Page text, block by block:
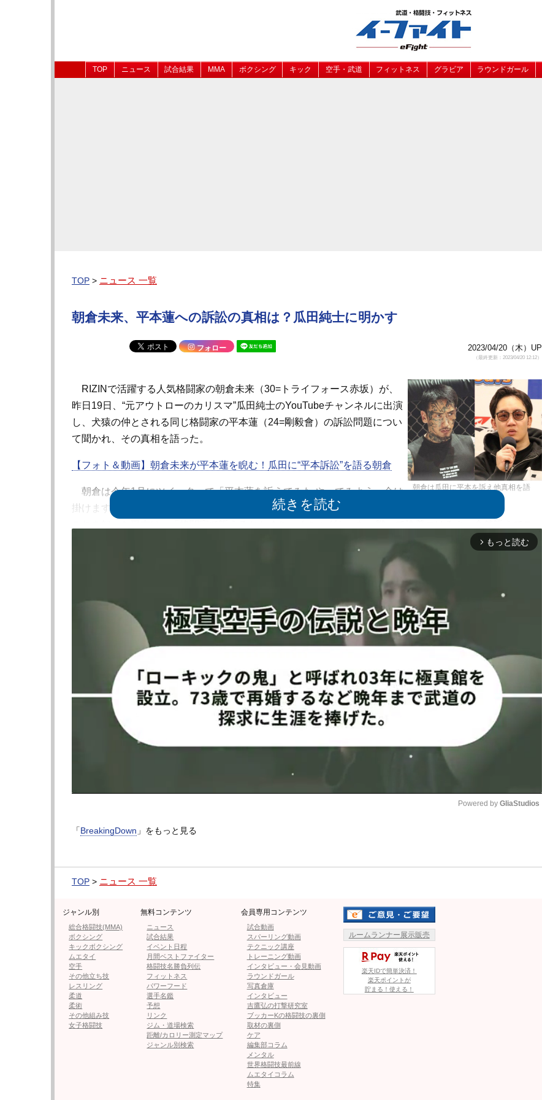
TOP ニュース 試合結果 MMA ボクシング キック 空手・武道 フィットネス グラビア ラウンドガール
TOP > ニュース 一覧
朝倉未来、平本蓮への訴訟の真相は？瓜田純士に明かす
フォロー 2023/04/20（木）UP
（最終更新：2023/04/20 12:12）
朝倉は瓜田に平本を訴え他真相を語
RIZINで活躍する人気格闘家の朝倉未来（30=トライフォース赤坂）が、
昨日19日、“元アウトローのカリスマ”瓜田純士のYouTubeチャンネルに出演
し、犬猿の仲とされる同じ格闘家の平本蓮（24=剛毅會）の訴訟問題につい
て聞かれ、その真相を語った。
【フォト＆動画】朝倉未来が平本蓮を睨む！ 瓜田に“平本訴訟”を語る朝倉
朝倉は今年1月にツイッターで「平本蓮を訴えてみた やってみよう。金は
掛けます」「本気でやるよ、もう動いてる」とツイートし、話題となった。
いよ、鼻デカ未来。裁判の様子とかYouTubeで余裕で元取れちゃうしね。グッバイ頭痛ニキ」と返し、両
者の争いはリング上ではなく、法廷で行われるのか、と大きな騒動に発展した。
そして、3月3日に行われた『RIZIN LANDMARK 5 in YOYOGI』（4月29日（土）東京・国立代々木競技
場第一体育館）の記者会見で2人は一緒になると、平本は用意していた黒人の通訳を通して「今日は皆さん
に謝罪したいと思います。試合を盛り上げるためにさんざん悪口を言ってきました。ですが言い過ぎた部
分もありました。まさか朝倉未来に訴えられるとは思っていませんでした。次の試合は心を入れ替えて頑
張りたいと思っています」とコメント。
それだけでは終わらずに平本は、「格闘家がトラッシュトークで訴えるとか、クソビッチかよ。朝倉未
来」と黒人の通訳が話したとさせて、朝倉を挑発した。
それから訴訟問題についての公式なコメントはなかったが、今回、瓜田が自身のYouTubeチャンネルで
朝倉に「一時期、平本蓮に訴える騒動みたいのがあったじゃん。あれは明らかに未来がやろうとしていた
公開裁判（『無法裁判』）かなんかの番宣（番組の宣伝）でしょう？」と聞くと、朝倉は「そうです」と
笑顔を見せて認めた。瓜田は「さすがだなと思った。実際、そんなムキになっていないと思ったよ」と2人
巻き起こる白黒つけたい事に対して、互いに口論を行うバトル企画だ。朝倉は「平本を訴えてみた」と題
本当のところは朝倉本人に確認しないと分からないが、大きな注目を集めたこと、朝倉と平本の対立が
さらに浮き彫りになったことを考えると、その宣伝効果は絶大だったといえる。今後、朝倉が訴訟につい
てどんな発言をするのか注目したい。
次ページは【フォト＆動画】朝倉未来が平本蓮を睨む！瓜田に“平本訴訟”を語る朝倉
1
≪ 前のページへ
フォロー
arrow_forward_ios もっと読む
Powered by GliaStudios
「BreakingDown 」をもっと見る
TOP > ニュース 一覧
ジャンル別
総合格闘技(MMA)
ボクシング
キックボクシング
ムエタイ
空手
その他立ち技
レスリング
柔道
柔術
その他組み技
女子格闘技
無料コンテンツ
ニュース
試合結果
イベント日程
月間ベストファイター
格闘技名勝負列伝
フィットネス
パワーフード
選手名鑑
予想
リンク
ジム・道場検索
距離/カロリー測定マップ
ジャンル別検索
会員専用コンテンツ
試合動画
スパーリング動画
テクニック講座
トレーニング動画
インタビュー・会見動画
ラウンドガール
写真倉庫
インタビュー
吉鷹弘の打撃研究室
ブッカーKの格闘技の裏側
取材の裏側
ケア
編集部コラム
メンタル
世界格闘技最前線
ムエタイコラム
特集
ルームランナー展示販売
楽天IDで簡単決済！
楽天ポイントが
貯まる！使える！